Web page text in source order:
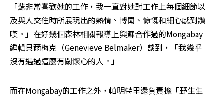
「蘇非常喜歡她的工作，我一直對她對工作上每個細節以
及與人交往時所展現出的熱情、博聞、慷慨和細心感到讚
嘆。」在好幾個森林相關報導上與蘇合作過的Mongabay
編輯貝爾梅克（Genevieve Belmaker）談到，「我幾乎
沒有遇過這麼有關懷心的人。」
而在Mongabay的工作之外，帕明特里還負責擔「野生生